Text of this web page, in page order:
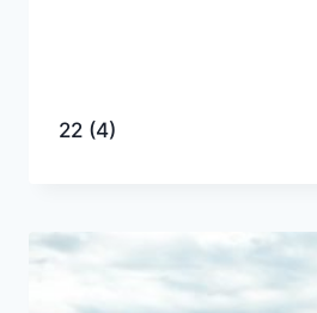
22 (4)